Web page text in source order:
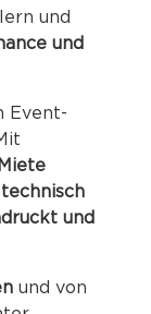
und
und
Event-
technisch
und
und von